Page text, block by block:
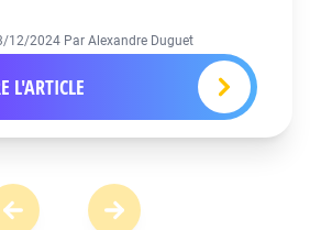
12/2024 Par Alexandre Duguet
L'ARTICLE